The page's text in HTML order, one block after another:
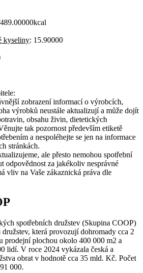
kyseliny: 15.90000
zobrazení informací o výrobcích,
výrobků neustále aktualizují a může dojít
obsahu živin, dietetických
tak pozornost především etiketě
a nespoléhejte se jen na informace
stránkách.
ale přesto nemohou spotřební
odpovědnost za jakékoliv nesprávné
vliv na Vaše zákaznická práva dle
spotřebních družstev (Skupina COOP)
která provozují dohromady cca 2
prodejní plochou okolo 400 000 m2 a
lidí. V roce 2024 vykázala česká a
obrat v hodnotě cca 35 mld. Kč. Počet
000.